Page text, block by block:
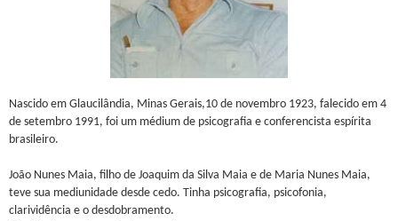
Nascido em Glaucilândia, Minas Gerais,10 de novembro 1923, falecido em 4
de setembro 1991, foi um médium de psicografia e conferencista espírita
brasileiro.
João Nunes Maia, filho de Joaquim da Silva Maia e de Maria Nunes Maia,
teve sua mediunidade desde cedo. Tinha psicografia, psicofonia,
clarividência e o desdobramento.